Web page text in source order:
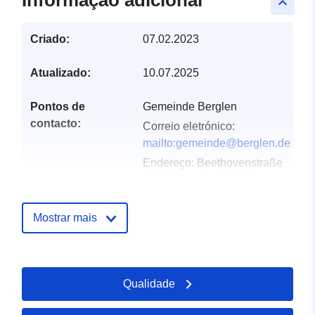
Criado: 07.02.2023
Atualizado: 10.07.2025
Pontos de
contacto:
Gemeinde Berglen
Correio eletrónico:
mailto:gemeinde@berglen.de
Endereço: Beethovenstraße
catálogo:
21 February 2026
Atualizado em data.europa.eu:
25 July 2026
Mostrar mais
Qualidade